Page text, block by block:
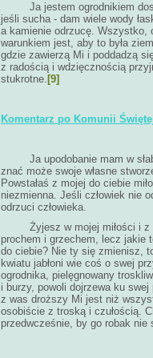
Ja jestem ogrodnikiem
jeśli sucha - dam wiele wody
a kamienie odrzucę. Wszystko,
warunkiem jest, aby to była
gdzie zawierzą Mi i poddadzą
z radością i wdzięcznością
stukrotne. [9]
Komentarz po Komunii
Ja upodobanie mam w
znać może swoje własne
Powstałaś z mojej do ciebie
niezmienna. Jeśli człowiek nie
odrzuci człowieka.
Żyjesz w mojej miłości i z
prochem i grzechem, lecz
do ciebie? Nie ty się zmienisz,
kwiatu jabłoni wie coś o swej
ogrodnika, pielęgnowany
i burzy, powoli dojrzewa ku
z was droższy Mi jest niż
osobiście z troską i czułością.
przedwcześnie, by go robak nie